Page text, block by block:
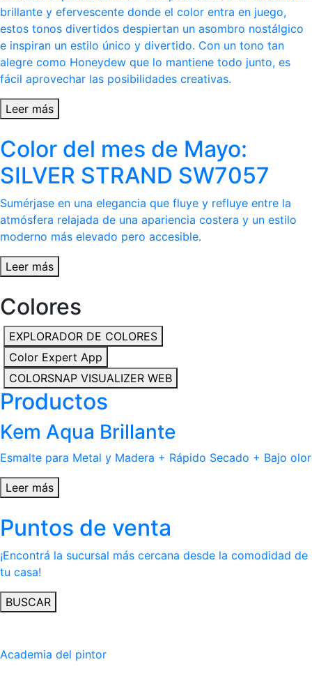
brillante y efervescente donde el color entra en juego,
estos tonos divertidos despiertan un asombro nostálgico
e inspiran un estilo único y divertido. Con un tono tan
alegre como Honeydew que lo mantiene todo junto, es
fácil aprovechar las posibilidades creativas.
Leer más
Color del mes de Mayo:
SILVER STRAND SW7057
Sumérjase en una elegancia que fluye y refluye entre la
atmósfera relajada de una apariencia costera y un estilo
moderno más elevado pero accesible.
Leer más
Colores
EXPLORADOR DE COLORES
Color Expert App
COLORSNAP VISUALIZER WEB
Productos
Kem Aqua Brillante
Esmalte para Metal y Madera + Rápido Secado + Bajo olor
Leer más
Puntos de venta
¡Encontrá la sucursal más cercana desde la comodidad de
tu casa!
BUSCAR
Academia del pintor